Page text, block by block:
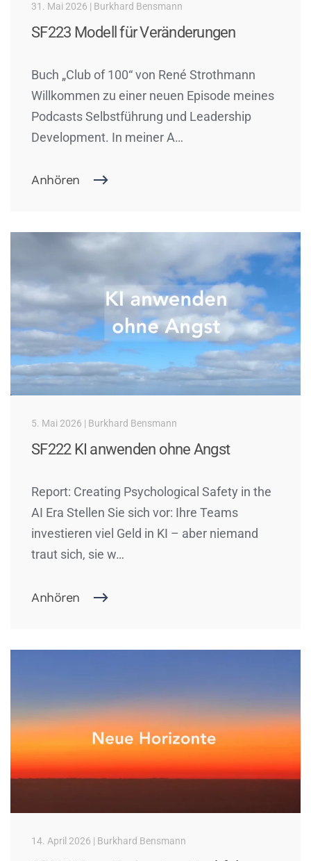
31. Mai 2026 | Burkhard Bensmann
SF223 Modell für Veränderungen
Buch „Club of 100“ von René Strothmann
Willkommen zu einer neuen Episode meines
Podcasts Selbstführung und Leadership
Development. In meiner A…
Anhören
5. Mai 2026 | Burkhard Bensmann
SF222 KI anwenden ohne Angst
Report: Creating Psychological Safety in the
AI Era Stellen Sie sich vor: Ihre Teams
investieren viel Geld in KI – aber niemand
traut sich, sie w…
Anhören
14. April 2026 | Burkhard Bensmann